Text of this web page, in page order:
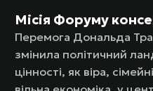
Місія Форуму
Перемога Дональда
змінила політичний
цінності, як віра,